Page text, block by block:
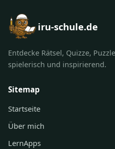
iru-schule.de
Entdecke Rätsel, Quizze,
spielerisch und inspirierend.
Sitemap
Startseite
Über mich
LernApps